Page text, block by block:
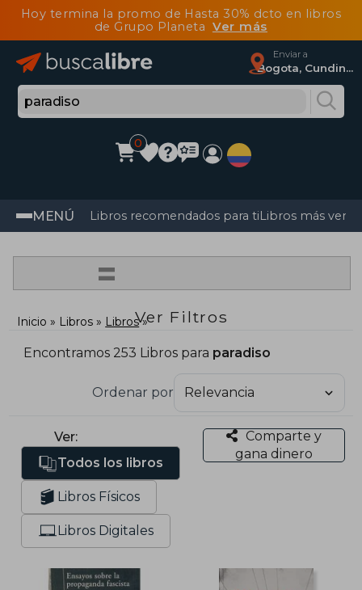
Hoy termina la promo de Hasta 30% dcto en libros
de Grupo Planeta Ver más
Enviar a
Bogota, Cundinamarca
0
MENÚ Libros recomendados para tiLibros más
=
Ver Filtros
Inicio Libros Libros
Encontramos 253 Libros para paradiso
Ordenar por
Ver:
Todos los libros
Libros Físicos
Libros Digitales
Comparte y
gana dinero